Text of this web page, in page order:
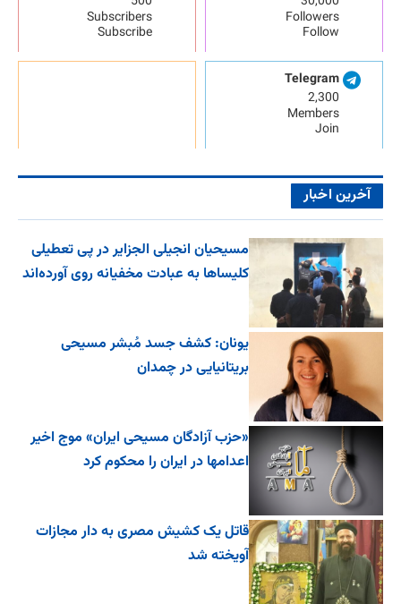
Followers
Follow
Subscribers
Subscribe
Telegram
2,300
Members
Join
آخرین اخبار
مسیحیان انجیلی الجزایر در پی تعطیلی
کلیساها به عبادت مخفیانه روی آورده‌اند
یونان: کشف جسد مُبشر مسیحی
بریتانیایی در چمدان
«حزب آزادگان مسیحی ایران» موج اخیر
اعدامها در ایران را محکوم کرد
قاتل یک کشیش مصری به دار مجازات
آویخته شد